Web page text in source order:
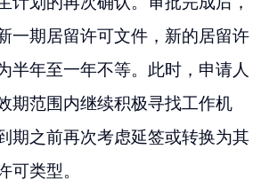
一期居留许可文件，新的居留许
半年至一年不等。此时，申请人
期范围内继续积极寻找工作机
期之前再次考虑延签或转换为其
可类型。